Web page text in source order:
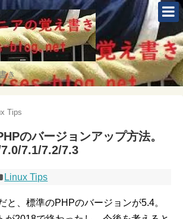
き
Tips
のバージョンアップ方法。
7.1/7.2/7.3
Linux Tips
と、標準のPHPのバージョンが5.4。